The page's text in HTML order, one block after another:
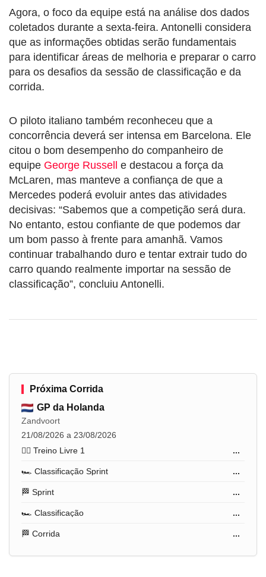
Agora, o foco da equipe está na análise dos dados
coletados durante a sexta-feira. Antonelli considera
que as informações obtidas serão fundamentais
para identificar áreas de melhoria e preparar o carro
para os desafios da sessão de classificação e da
corrida.
O piloto italiano também reconheceu que a
concorrência deverá ser intensa em Barcelona. Ele
citou o bom desempenho do companheiro de
equipe George Russell
e destacou a força da
McLaren, mas manteve a confiança de que a
Mercedes poderá evoluir antes das atividades
decisivas: “Sabemos que a competição será dura.
No entanto, estou confiante de que podemos dar
um bom passo à frente para amanhã. Vamos
continuar trabalhando duro e tentar extrair tudo do
carro quando realmente importar na sessão de
classificação”, concluiu Antonelli.
Próxima Corrida
GP da Holanda
Zandvoort
21/08/2026 a 23/08/2026
🏋️‍♂️ Treino Livre 1
...
🏎️ Classificação Sprint ...
🏁 Sprint ...
🏎️ Classificação ...
🏁 Corrida ...